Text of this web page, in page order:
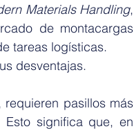
Materials Handling,
de montacargas
tareas logísticas.
desventajas.
pasillos más
Esto significa que, en